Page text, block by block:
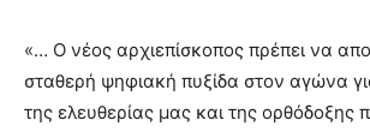
«… Ο νέος αρχιεπίσκοπος πρέπει να
σταθερή ψηφιακή πυξίδα στον αγώνα
της ελευθερίας μας και της ορθόδοξης